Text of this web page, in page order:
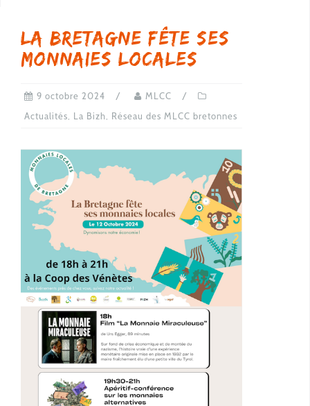
La Bretagne fête ses
monnaies locales
9 octobre 2024
MLCC
Actualités, La Bizh, Réseau des MLCC bretonnes